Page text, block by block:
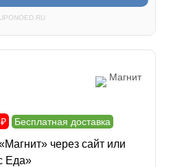
Магнит
Бесплатная доставка
через сайт или
Еда»